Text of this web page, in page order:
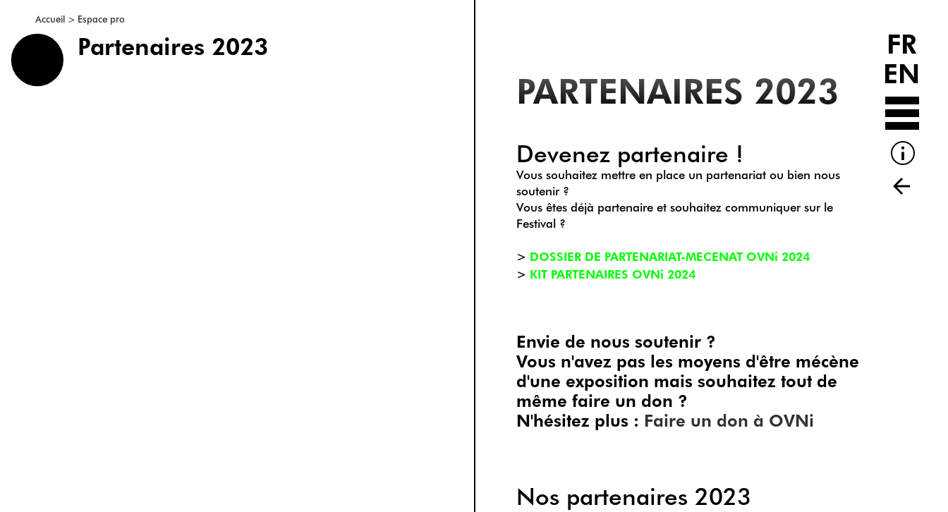
Accueil > Espace pro
Partenaires 2023
FR
EN
PARTENAIRES 2023
Devenez partenaire !
Vous souhaitez mettre en place un partenariat ou bien nous
soutenir ?
Vous êtes déjà partenaire et souhaitez communiquer sur le
Festival ?
> DOSSIER DE PARTENARIAT-MECENAT OVNi 2024
> KIT PARTENAIRES OVNi 2024
Envie de nous soutenir ?
Vous n'avez pas les moyens d'être mécène
d'une exposition mais souhaitez tout de
même faire un don ?
N'hésitez plus : Faire un don à OVNi
Nos partenaires 2023